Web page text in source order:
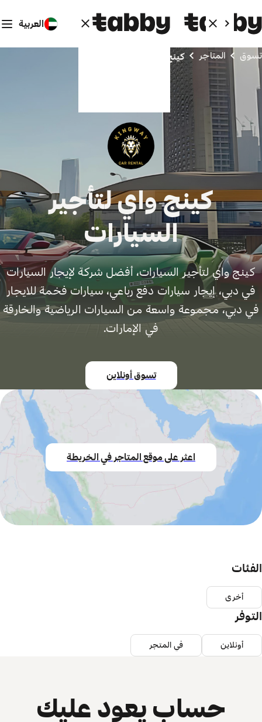
العربية
تسوق المتاجر كينج واي لتأجير السيارات
كينج واي لتأجير
السيارات
كينج واي لتأجير السيارات، أفضل شركة لإيجار السيارات
في دبي، إيجار سيارات دفع رباعي، سيارات فخمة للايجار
في دبي، مجموعة واسعة من السيارات الرياضية والخارقة
في الإمارات.
تسوق أونلاين
اعثر على موقع المتاجر في الخريطة
الفئات
أخرى
التوفر
أونلاين في المتجر
حساب يعود عليك